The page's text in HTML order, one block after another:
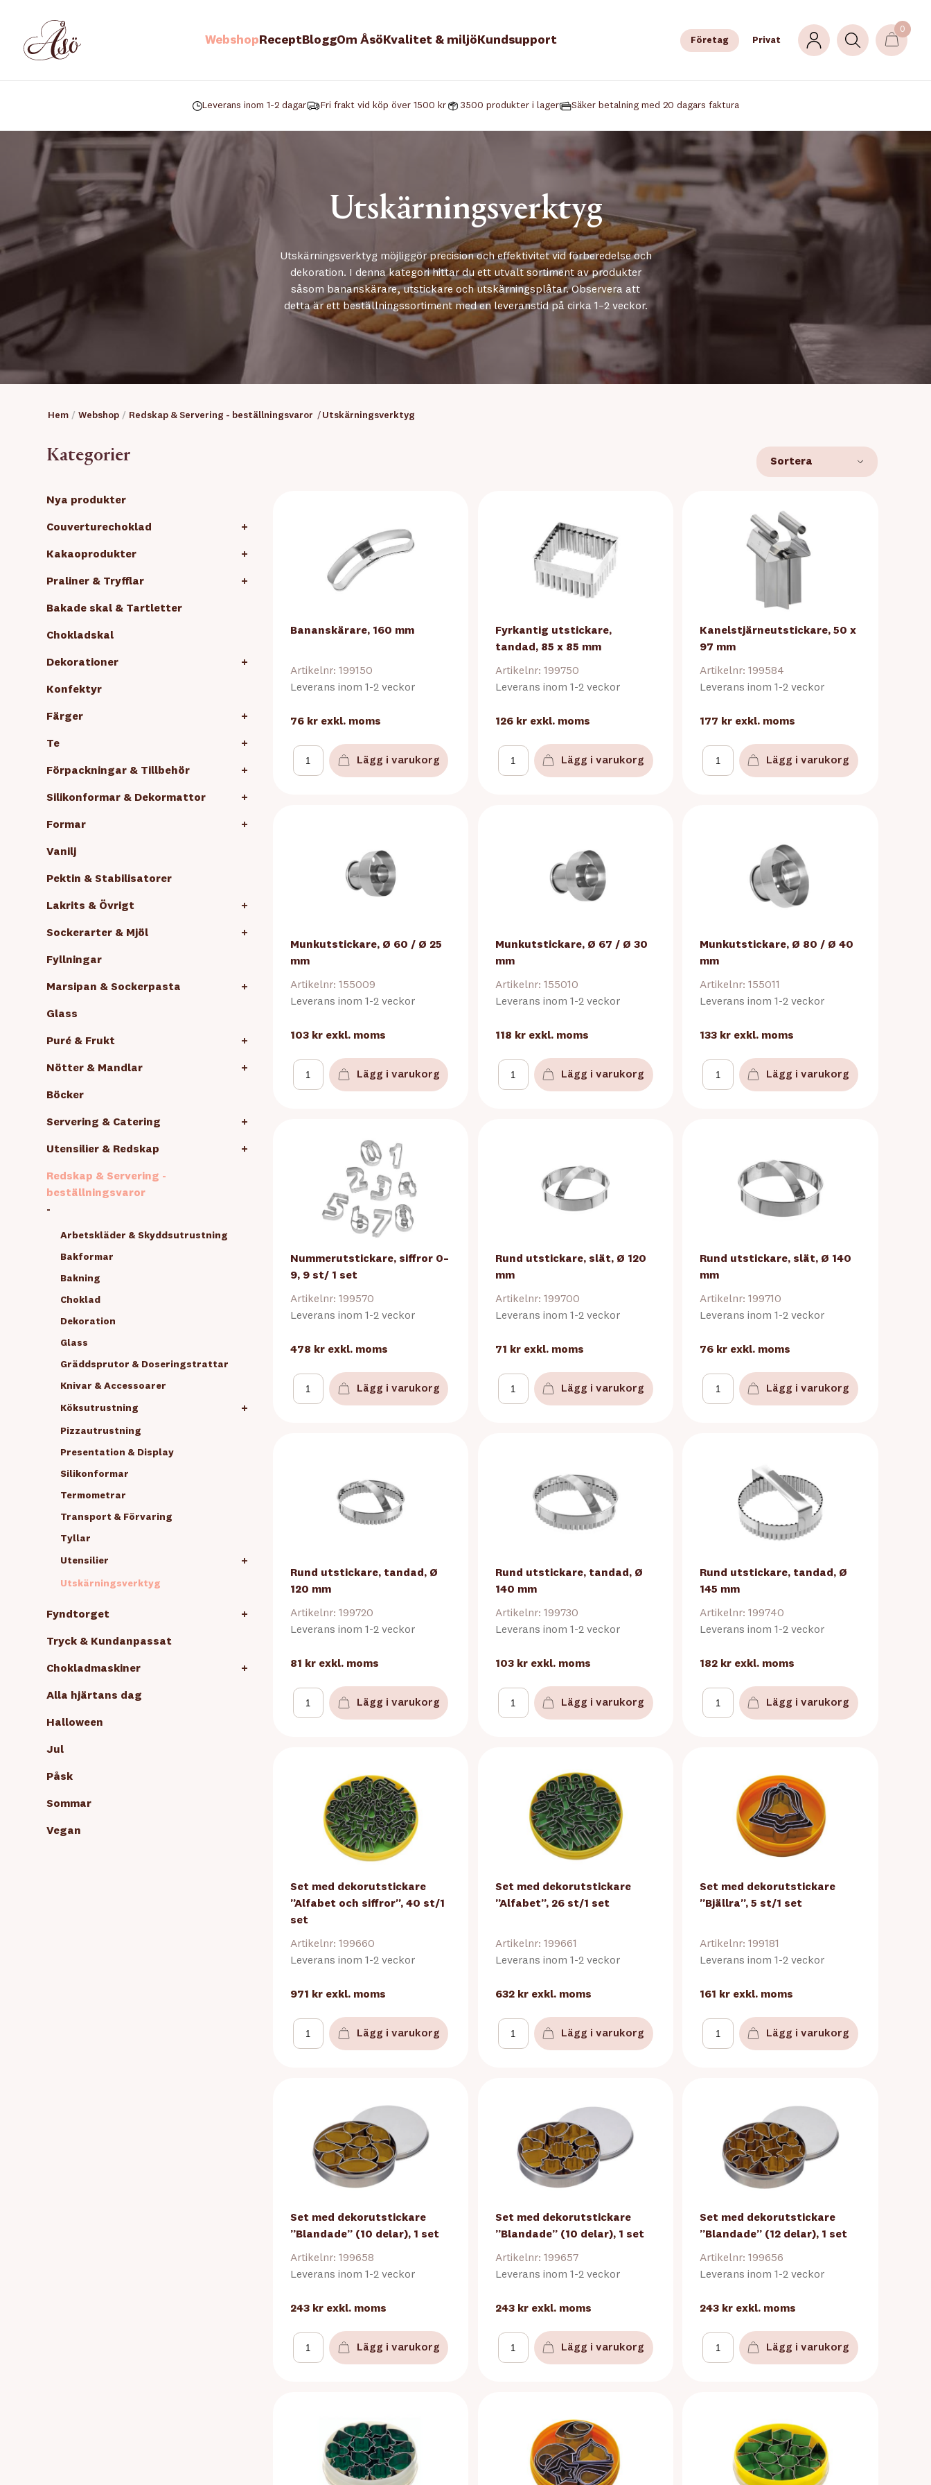
Webshop ReceptBloggOm Åsö Kvalitet & miljö Kundsupport Företag Privat
0
Leverans inom 1-2 dagar Fri frakt vid köp över 1500 kr 3500 produkter i lager Säker betalning med 20 dagars faktura
Utskärningsverktyg
Utskärningsverktyg möjliggör precision och effektivitet vid förberedelse och
dekoration. I denna kategori hittar du ett utvalt sortiment av produkter
såsom bananskärare, utstickare och utskärningsplåtar. Observera att
detta är ett beställningssortiment med en leveranstid på cirka 1–2 veckor.
Hem / Webshop / Redskap & Servering - beställningsvaror / Utskärningsverktyg
Kategorier
Nya produkter
Couverturechoklad +
Kakaoprodukter +
Praliner & Tryfflar +
Bakade skal & Tartletter
Chokladskal
Dekorationer +
Konfektyr
Färger +
Te +
Förpackningar & Tillbehör +
Silikonformar & Dekormattor +
Formar +
Vanilj
Pektin & Stabilisatorer
Lakrits & Övrigt +
Sockerarter & Mjöl +
Fyllningar
Marsipan & Sockerpasta +
Glass
Puré & Frukt +
Nötter & Mandlar +
Böcker
Servering & Catering +
Utensilier & Redskap +
Redskap & Servering -
beställningsvaror
-
Arbetskläder & Skyddsutrustning
Bakformar
Bakning
Choklad
Dekoration
Glass
Gräddsprutor & Doseringstrattar
Knivar & Accessoarer
Köksutrustning +
Pizzautrustning
Presentation & Display
Silikonformar
Termometrar
Transport & Förvaring
Tyllar
Utensilier +
Utskärningsverktyg
Fyndtorget +
Tryck & Kundanpassat
Chokladmaskiner +
Alla hjärtans dag
Halloween
Jul
Påsk
Sommar
Vegan
Sortera
Bananskärare, 160 mm
Artikelnr: 199150
Leverans inom 1-2 veckor
76 kr exkl. moms
Lägg i varukorg
Fyrkantig utstickare,
tandad, 85 x 85 mm
Artikelnr: 199750
Leverans inom 1-2 veckor
126 kr exkl. moms
Lägg i varukorg
Kanelstjärneutstickare, 50 x
97 mm
Artikelnr: 199584
Leverans inom 1-2 veckor
177 kr exkl. moms
Lägg i varukorg
Munkutstickare, Ø 60 / Ø 25
mm
Artikelnr: 155009
Leverans inom 1-2 veckor
103 kr exkl. moms
Lägg i varukorg
Munkutstickare, Ø 67 / Ø 30
mm
Artikelnr: 155010
Leverans inom 1-2 veckor
118 kr exkl. moms
Lägg i varukorg
Munkutstickare, Ø 80 / Ø 40
mm
Artikelnr: 155011
Leverans inom 1-2 veckor
133 kr exkl. moms
Lägg i varukorg
Nummerutstickare, siffror 0–
9, 9 st/ 1 set
Artikelnr: 199570
Leverans inom 1-2 veckor
478 kr exkl. moms
Lägg i varukorg
Rund utstickare, slät, Ø 120
mm
Artikelnr: 199700
Leverans inom 1-2 veckor
71 kr exkl. moms
Lägg i varukorg
Rund utstickare, slät, Ø 140
mm
Artikelnr: 199710
Leverans inom 1-2 veckor
76 kr exkl. moms
Lägg i varukorg
Rund utstickare, tandad, Ø
120 mm
Artikelnr: 199720
Leverans inom 1-2 veckor
81 kr exkl. moms
Lägg i varukorg
Rund utstickare, tandad, Ø
140 mm
Artikelnr: 199730
Leverans inom 1-2 veckor
103 kr exkl. moms
Lägg i varukorg
Rund utstickare, tandad, Ø
145 mm
Artikelnr: 199740
Leverans inom 1-2 veckor
182 kr exkl. moms
Lägg i varukorg
Set med dekorutstickare
”Alfabet och siffror”, 40 st/1
set
Artikelnr: 199660
Leverans inom 1-2 veckor
971 kr exkl. moms
Lägg i varukorg
Set med dekorutstickare
”Alfabet”, 26 st/1 set
Artikelnr: 199661
Leverans inom 1-2 veckor
632 kr exkl. moms
Lägg i varukorg
Set med dekorutstickare
”Bjällra”, 5 st/1 set
Artikelnr: 199181
Leverans inom 1-2 veckor
161 kr exkl. moms
Lägg i varukorg
Set med dekorutstickare
”Blandade” (10 delar), 1 set
Artikelnr: 199658
Leverans inom 1-2 veckor
243 kr exkl. moms
Lägg i varukorg
Set med dekorutstickare
”Blandade” (10 delar), 1 set
Artikelnr: 199657
Leverans inom 1-2 veckor
243 kr exkl. moms
Lägg i varukorg
Set med dekorutstickare
”Blandade” (12 delar), 1 set
Artikelnr: 199656
Leverans inom 1-2 veckor
243 kr exkl. moms
Lägg i varukorg